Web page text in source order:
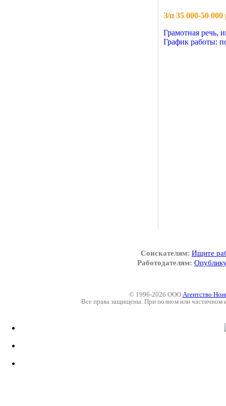
З/п 35 000-50 000
Грамотная речь,
График работы:
Соискателям: Ищите
Работодателям:
© 1996-2026 ООО Агентство
Все права защищены. При полном или частичном